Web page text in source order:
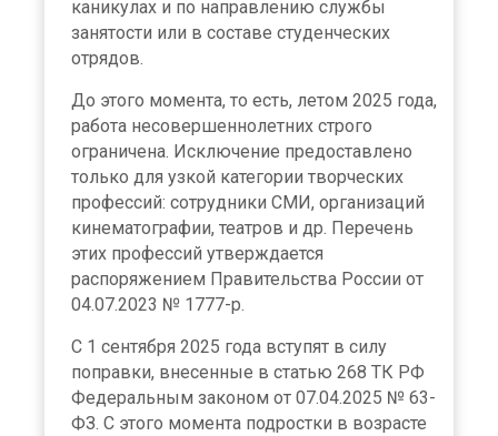
каникулах и по направлению службы
занятости или в составе студенческих
отрядов.
До этого момента, то есть, летом 2025 года,
работа несовершеннолетних строго
ограничена. Исключение предоставлено
только для узкой категории творческих
профессий: сотрудники СМИ, организаций
кинематографии, театров и др. Перечень
этих профессий утверждается
распоряжением Правительства России от
04.07.2023 № 1777-р.
С 1 сентября 2025 года вступят в силу
поправки, внесенные в статью 268 ТК РФ
Федеральным законом от 07.04.2025 № 63-
ФЗ. С этого момента подростки в возрасте